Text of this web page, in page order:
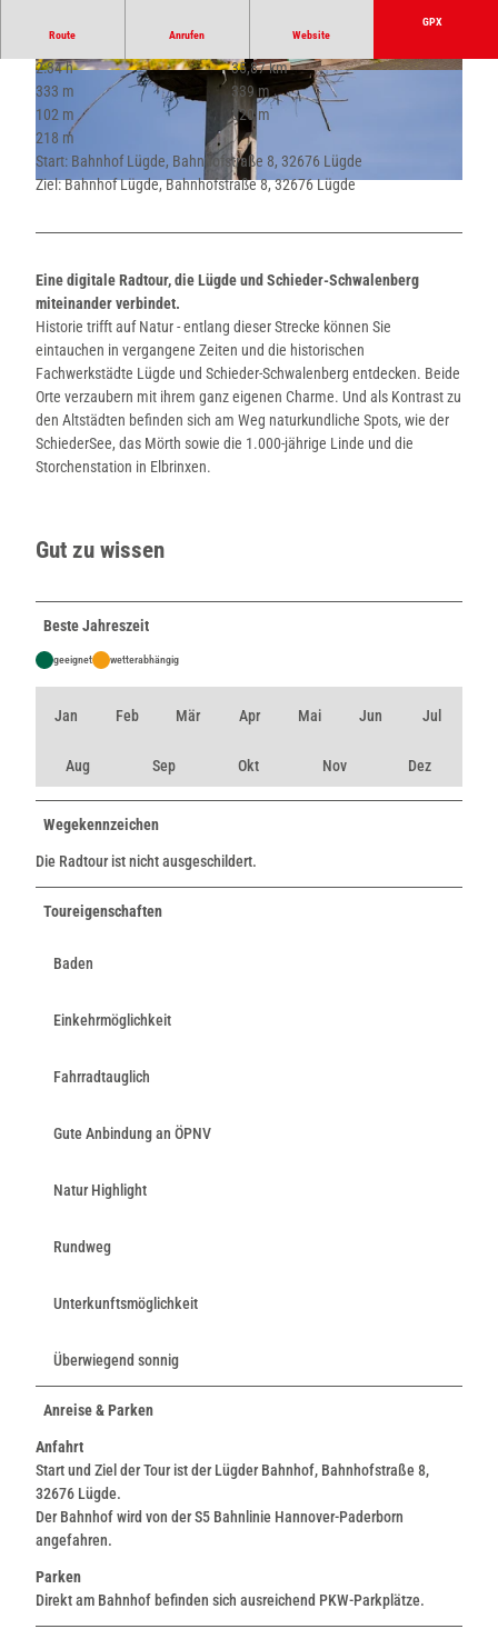
© Lügde Marketing e.V. |CC-BY-SA
© Edelweiss Fotografie, Jessica Beuchler |
CC-BY-SA
© JESSICA BEUCHLER |
Route Anrufen Website
GPX
2:34 h
35,87 km
333 m
339 m
102 m
320 m
218 m
Start: Bahnhof Lügde, Bahnhofstraße 8, 32676 Lügde
Ziel: Bahnhof Lügde, Bahnhofstraße 8, 32676 Lügde
Eine digitale Radtour, die Lügde und Schieder-Schwalenberg
miteinander verbindet.
Historie trifft auf Natur - entlang dieser Strecke können Sie
eintauchen in vergangene Zeiten und die historischen
Fachwerkstädte Lügde und Schieder-Schwalenberg entdecken. Beide
Orte verzaubern mit ihrem ganz eigenen Charme. Und als Kontrast zu
den Altstädten befinden sich am Weg naturkundliche Spots, wie der
SchiederSee, das Mörth sowie die 1.000-jährige Linde und die
Storchenstation in Elbrinxen.
Gut zu wissen
Beste Jahreszeit
geeignet wetterabhängig
Jan Feb Mär Apr Mai Jun Jul
Aug Sep Okt Nov Dez
Wegekennzeichen
Die Radtour ist nicht ausgeschildert.
Toureigenschaften
Baden
Einkehrmöglichkeit
Fahrradtauglich
Gute Anbindung an ÖPNV
Natur Highlight
Rundweg
Unterkunftsmöglichkeit
Überwiegend sonnig
Anreise & Parken
Anfahrt
Start und Ziel der Tour ist der Lügder Bahnhof, Bahnhofstraße 8,
32676 Lügde.
Der Bahnhof wird von der S5 Bahnlinie Hannover-Paderborn
angefahren.
Parken
Direkt am Bahnhof befinden sich ausreichend PKW-Parkplätze.